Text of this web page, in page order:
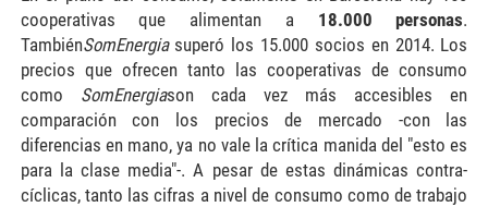
cooperativas que alimentan a 18.000 personas.
TambiénSomEnergiasuperó los 15.000 socios en 2014. Los
precios que ofrecen tanto las cooperativas de consumo
como SomEnergiason cada vez más accesibles en
comparación con los precios de mercado -con las
diferencias en mano, ya no vale la crítica manida del "esto es
para la clase media"-. A pesar de estas dinámicas contra-
cíclicas, tanto las cifras a nivel de consumo como de trabajo